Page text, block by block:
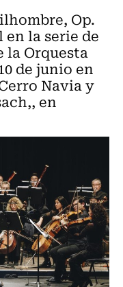
Op.
la serie de
Orquesta
de junio en
Navia y
en